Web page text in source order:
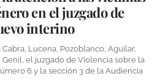
en el juzgado de
interino
Lucena, Pozoblanco, Aguilar,
el juzgado de Violencia sobre la
6 y la sección 3 de la Audiencia